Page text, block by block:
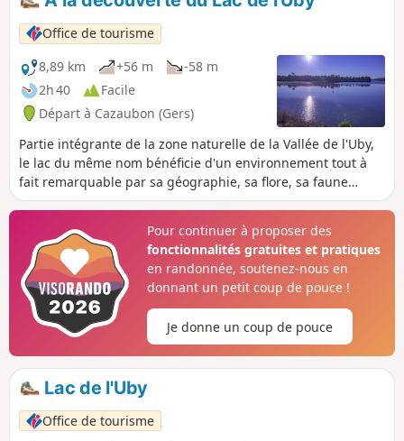
aujourd'hui appelée Voie Verte du
Marsan et de l'Armagnac.
Office de tourisme
8,89 km
+56 m
-58 m
2h 40
Facile
Départ à Cazaubon (Gers)
Partie intégrante de la zone naturelle de la Vallée de l'Uby,
le lac du même nom bénéficie d'un environnement tout à
fait remarquable par sa géographie, sa flore, sa faune
terrestre, ornithologique ou aquatique. Il forme un plan
Pour continuer à proposer des
fonctionnalités gratuites et pratiques
en randonnée, soutenez-nous en
donnant un petit coup de pouce !
Je donne un coup de pouce
Lac de l'Uby
Office de tourisme